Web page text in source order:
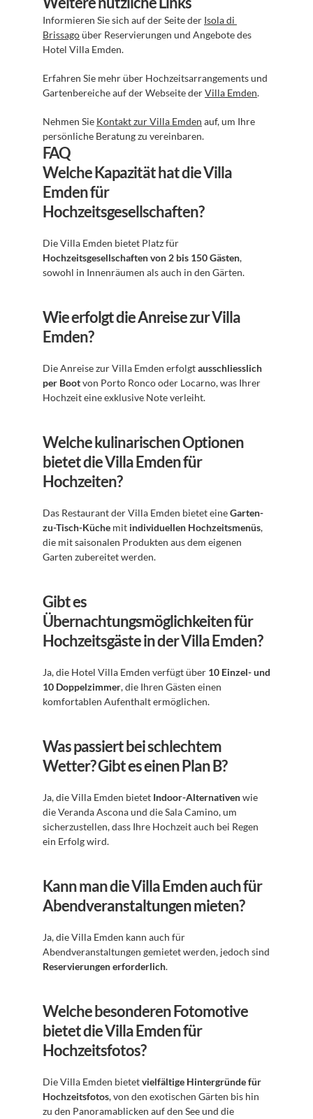
Informieren Sie sich auf der Seite der Isola di
Brissago über Reservierungen und Angebote des
Hotel Villa Emden.
Erfahren Sie mehr über Hochzeitsarrangements und
Gartenbereiche auf der Webseite der Villa Emden.
Nehmen Sie Kontakt zur Villa Emden auf, um Ihre
persönliche Beratung zu vereinbaren.
FAQ
Welche Kapazität hat die Villa
Emden für
Hochzeitsgesellschaften?
Hochzeitsgesellschaften von 2 bis 150 Gästen,
sowohl in Innenräumen als auch in den Gärten.
Wie erfolgt die Anreise zur Villa
Emden?
Die Anreise zur Villa Emden erfolgt ausschliesslich
per Boot von Porto Ronco oder Locarno, was Ihrer
Hochzeit eine exklusive Note verleiht.
Welche kulinarischen Optionen
bietet die Villa Emden für
Hochzeiten?
Das Restaurant der Villa Emden bietet eine Garten-
zu-Tisch-Küche mit individuellen Hochzeitsmenüs,
die mit saisonalen Produkten aus dem eigenen
Garten zubereitet werden.
Gibt es
Übernachtungsmöglichkeiten für
Hochzeitsgäste in der Villa Emden?
Ja, die Hotel Villa Emden verfügt über 10 Einzel- und
10 Doppelzimmer, die Ihren Gästen einen
komfortablen Aufenthalt ermöglichen.
Was passiert bei schlechtem
Wetter? Gibt es einen Plan B?
Ja, die Villa Emden bietet Indoor-Alternativen wie
die Veranda Ascona und die Sala Camino, um
sicherzustellen, dass Ihre Hochzeit auch bei Regen
ein Erfolg wird.
Kann man die Villa Emden auch für
Abendveranstaltungen mieten?
Ja, die Villa Emden kann auch für
Reservierungen erforderlich.
Welche besonderen Fotomotive
bietet die Villa Emden für
Hochzeitsfotos?
Die Villa Emden bietet vielfältige Hintergründe für
Hochzeitsfotos, von den exotischen Gärten bis hin
zu den Panoramablicken auf den See und die